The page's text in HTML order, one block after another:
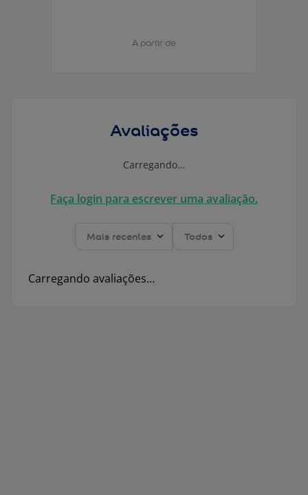
A partir de
Avaliações
Carregando…
Faça login para escrever uma avaliação.
Mais recentes Todos
Carregando avaliações…